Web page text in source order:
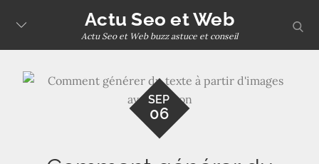
content
Actu Seo et Web
Actu Seo et Web buzz astuce et conseil
SEP
06